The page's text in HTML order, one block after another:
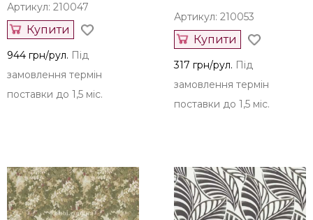
Артикул: 210047
Купити
944 грн/рул. Під
замовлення термін
поставки до 1,5 міс.
Артикул: 210053
Купити
317 грн/рул. Під
замовлення термін
поставки до 1,5 міс.